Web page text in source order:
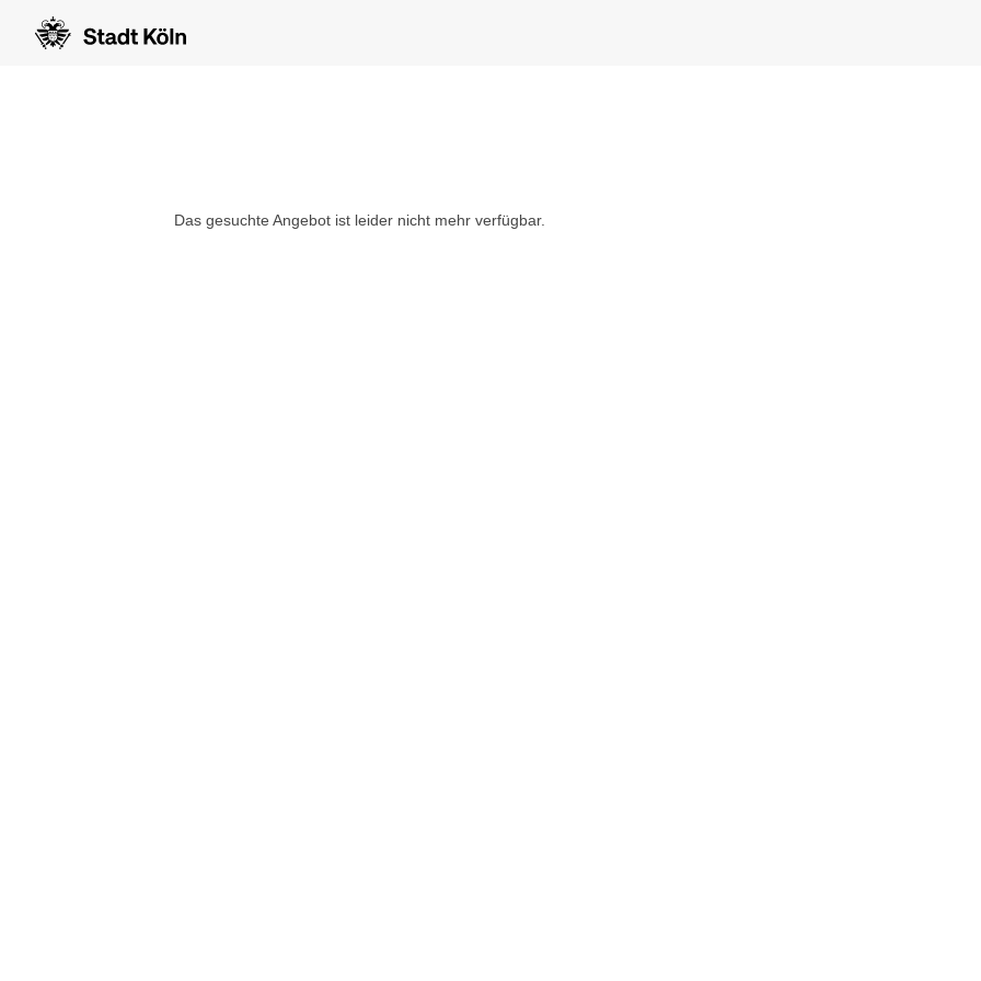
Das gesuchte Angebot ist leider nicht mehr verfügbar.